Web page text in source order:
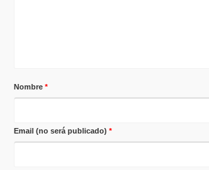
Nombre *
Email (no será publicado) *